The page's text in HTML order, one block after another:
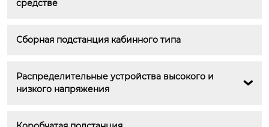
средстве
Сборная подстанция кабинного типа
Распределительные устройства высокого и
низкого напряжения
